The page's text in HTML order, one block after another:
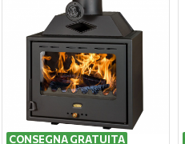
CONSEGNA GRATUITA